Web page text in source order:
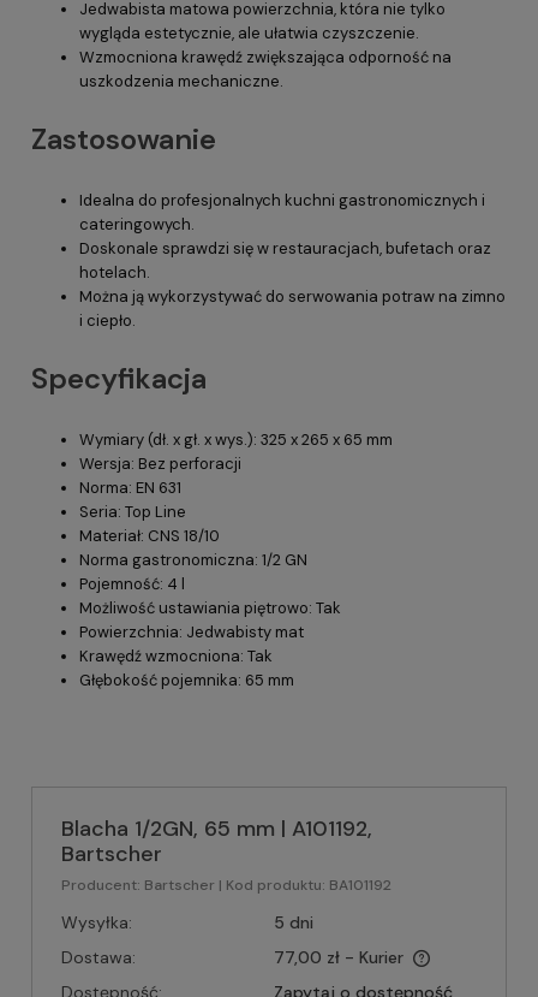
Jedwabista matowa powierzchnia, która nie tylko
wygląda estetycznie, ale ułatwia czyszczenie.
Wzmocniona krawędź zwiększająca odporność na
uszkodzenia mechaniczne.
Zastosowanie
Idealna do profesjonalnych kuchni gastronomicznych i
cateringowych.
Doskonale sprawdzi się w restauracjach, bufetach oraz
hotelach.
Można ją wykorzystywać do serwowania potraw na zimno
i ciepło.
Specyfikacja
Wymiary (dł. x gł. x wys.): 325 x 265 x 65 mm
Wersja: Bez perforacji
Norma: EN 631
Seria: Top Line
Materiał: CNS 18/10
Norma gastronomiczna: 1/2 GN
Pojemność: 4 l
Możliwość ustawiania piętrowo: Tak
Powierzchnia: Jedwabisty mat
Krawędź wzmocniona: Tak
Głębokość pojemnika: 65 mm
Blacha 1/2GN, 65 mm | A101192,
Bartscher
Producent: Bartscher | Kod produktu: BA101192
Wysyłka:
5 dni
Dostawa:
77,00 zł - Kurier
Dostępność:
Zapytaj o dostępność